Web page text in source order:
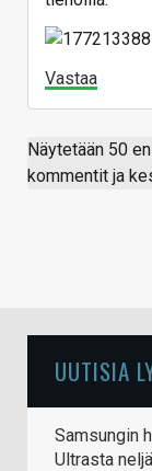
Vastaa
Vastaa
Näytetään 50
kommentit ja
UUTISIA
Samsungin
Ultrasta